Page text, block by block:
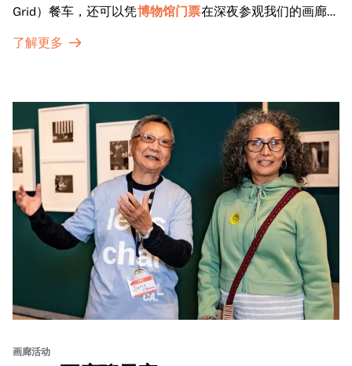
Grid）餐车，还可以凭博物馆门票在深夜参观我们的画廊和
了解更多
画廊活动